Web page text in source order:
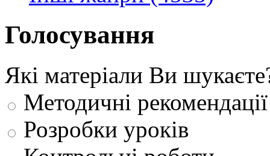
Голосування
Які матеріали Ви
Методичні рекомендації
Розробки уроків